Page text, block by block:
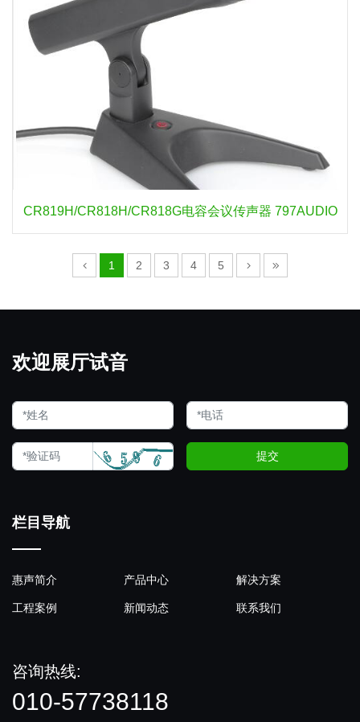
CR819H/CR818H/CR818G电容会议传声器 797AUDIO
1 2 3 4 5
欢迎展厅试音
提交
栏目导航
惠声简介 产品中心 解决方案
工程案例 新闻动态 联系我们
咨询热线:
010-57738118